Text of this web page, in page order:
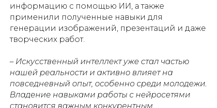
информацию с помощью ИИ, а также
применили полученные навыки для
генерации изображений, презентаций и даже
творческих работ.
– Искусственный интеллект уже стал частью
нашей реальности и активно влияет на
повседневный опыт, особенно среди молодежи.
Владение навыками работы с нейросетями
становится важным конкурентным